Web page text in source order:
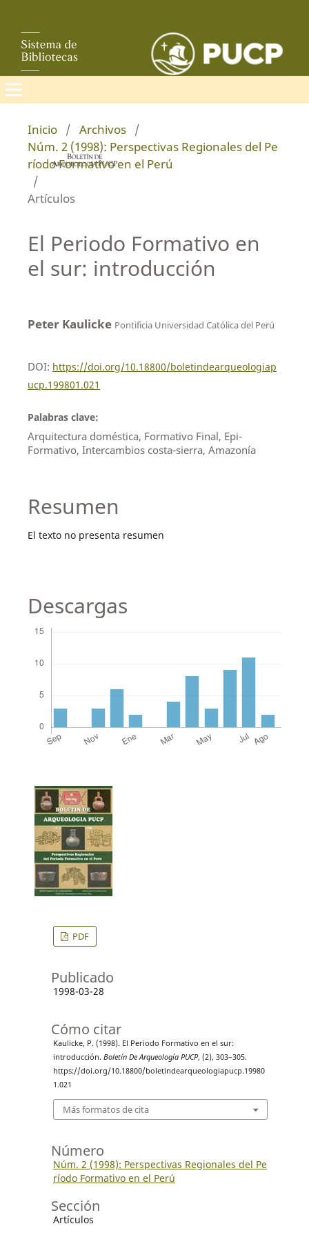
Inicio / Archivos /
Núm. 2 (1998): Perspectivas Regionales del Pe
ríodo Formativo en el Perú
/
Artículos
El Periodo Formativo en
el sur: introducción
Peter Kaulicke Pontificia Universidad Católica del Perú
DOI: https://doi.org/10.18800/boletindearqueologiap
ucp.199801.021
Palabras clave:
Arquitectura doméstica, Formativo Final, Epi-
Formativo, Intercambios costa-sierra, Amazonía
Resumen
El texto no presenta resumen
Descargas
PDF
Publicado
1998-03-28
Cómo citar
Kaulicke, P. (1998). El Periodo Formativo en el sur:
introducción. Boletín De Arqueología PUCP, (2), 303–305.
https://doi.org/10.18800/boletindearqueologiapucp.19980
1.021
Más formatos de cita
Número
Núm. 2 (1998): Perspectivas Regionales del Pe
ríodo Formativo en el Perú
Sección
Artículos